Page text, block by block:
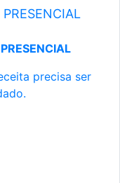
precisa ser